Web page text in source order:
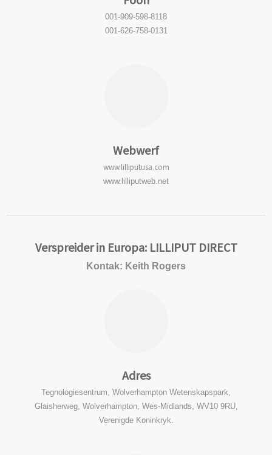
001-909-598-8118
001-626-758-0131
Webwerf
www.lilliputusa.com
www.lilliputweb.net
Verspreider in Europa: LILLIPUT DIRECT
Kontak: Keith Rogers
Adres
Tegnologiesentrum, Wolverhampton Wetenskapspark,
Glaisherweg, Wolverhampton, Wes-Midlands, WV10 9RU,
Verenigde Koninkryk.